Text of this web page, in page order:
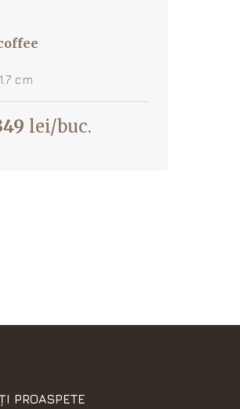
cm
lei/buc.
PROASPETE